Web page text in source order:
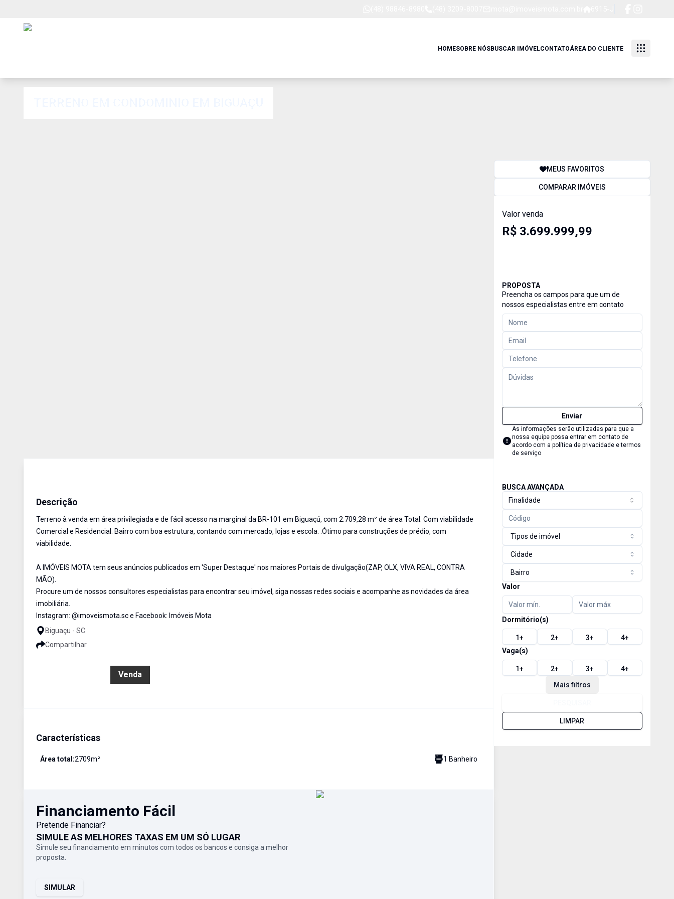
HOMESOBRE NÓSBUSCAR IMÓVELCONTATOÁREA DO CLIENTE
Descrição
Terreno à venda em área privilegiada e de fácil acesso na marginal da BR-101 em Biguaçú, com 2.709,28 m² de área Total. Com viabilidade
Comercial e Residencial. Bairro com boa estrutura, contando com mercado, lojas e escola. .Ótimo para construções de prédio, com
viabilidade.
A IMÓVEIS MOTA tem seus anúncios publicados em 'Super Destaque' nos maiores Portais de divulgação(ZAP, OLX, VIVA REAL, CONTRA
MÃO).
Procure um de nossos consultores especialistas para encontrar seu imóvel, siga nossas redes sociais e acompanhe as novidades da área
imobiliária.
Instagram: @imoveismota.sc e Facebook: Imóveis Mota
Biguaçu - SC
Compartilhar
Venda
Características
Área total:2709m² 1 Banheiro
Financiamento Fácil
Pretende Financiar?
SIMULE AS MELHORES TAXAS EM UM SÓ LUGAR
Simule seu financiamento em minutos com todos os bancos e consiga a melhor
proposta.
SIMULAR
MEUS FAVORITOS
COMPARAR IMÓVEIS
Valor venda
R$ 3.699.999,99
PROPOSTA
Preencha os campos para que um de
nossos especialistas entre em contato
Enviar
As informações serão utilizadas para que a
nossa equipe possa entrar em contato de
acordo com a política de privacidade e termos
de serviço
BUSCA AVANÇADA
Finalidade
Tipos de imóvel
Cidade
Bairro
Valor
Dormitório(s)
1+ 2+ 3+ 4+
Vaga(s)
1+ 2+ 3+ 4+
Mais filtros
LIMPAR